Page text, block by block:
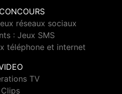
réseaux sociaux
: Jeux SMS
téléphone et internet
TV
Clips